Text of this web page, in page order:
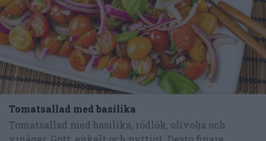
Tomatsallad med basilika
Tomatsallad med basilika, rödlök, olivolja och